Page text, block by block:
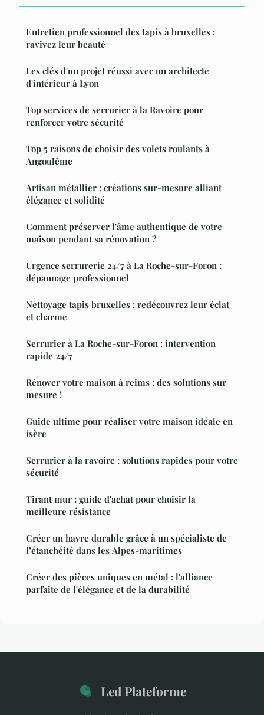
Entretien professionnel des tapis à bruxelles :
ravivez leur beauté
Les clés d'un projet réussi avec un architecte
d'intérieur à Lyon
Top services de serrurier à la Ravoire pour
renforcer votre sécurité
Top 5 raisons de choisir des volets roulants à
Angoulême
Artisan métallier : créations sur-mesure alliant
élégance et solidité
Comment préserver l'âme authentique de votre
maison pendant sa rénovation ?
Urgence serrurerie 24/7 à La Roche-sur-Foron :
dépannage professionnel
Nettoyage tapis bruxelles : redécouvrez leur éclat
et charme
Serrurier à La Roche-sur-Foron : intervention
rapide 24/7
Rénover votre maison à reims : des solutions sur
mesure !
Guide ultime pour réaliser votre maison idéale en
isère
Serrurier à la ravoire : solutions rapides pour votre
sécurité
Tirant mur : guide d'achat pour choisir la
meilleure résistance
Créer un havre durable grâce à un spécialiste de
l’étanchéité dans les Alpes-maritimes
Créer des pièces uniques en métal : l'alliance
parfaite de l'élégance et de la durabilité
Led Plateforme